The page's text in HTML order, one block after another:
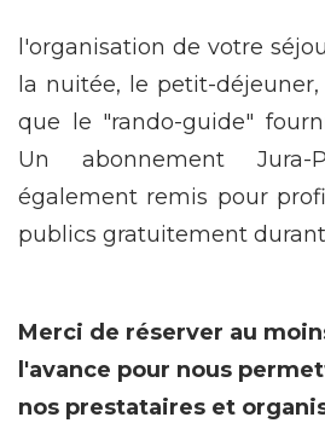
l'organisation de votre
la nuitée, le petit-
que le "rando-guide"
Un abonnement Jura-
également remis pour
publics gratuitement
Merci de réserver au
l'avance pour nous
nos prestataires et